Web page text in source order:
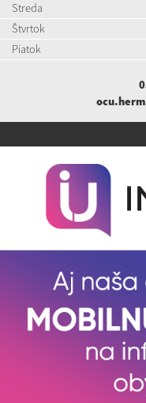
Streda
Štvrtok
Piatok